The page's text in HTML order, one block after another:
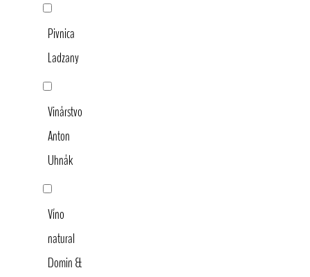
Pivnica
Ladzany
Vinárstvo
Anton
Uhnák
Víno
natural
Domin &